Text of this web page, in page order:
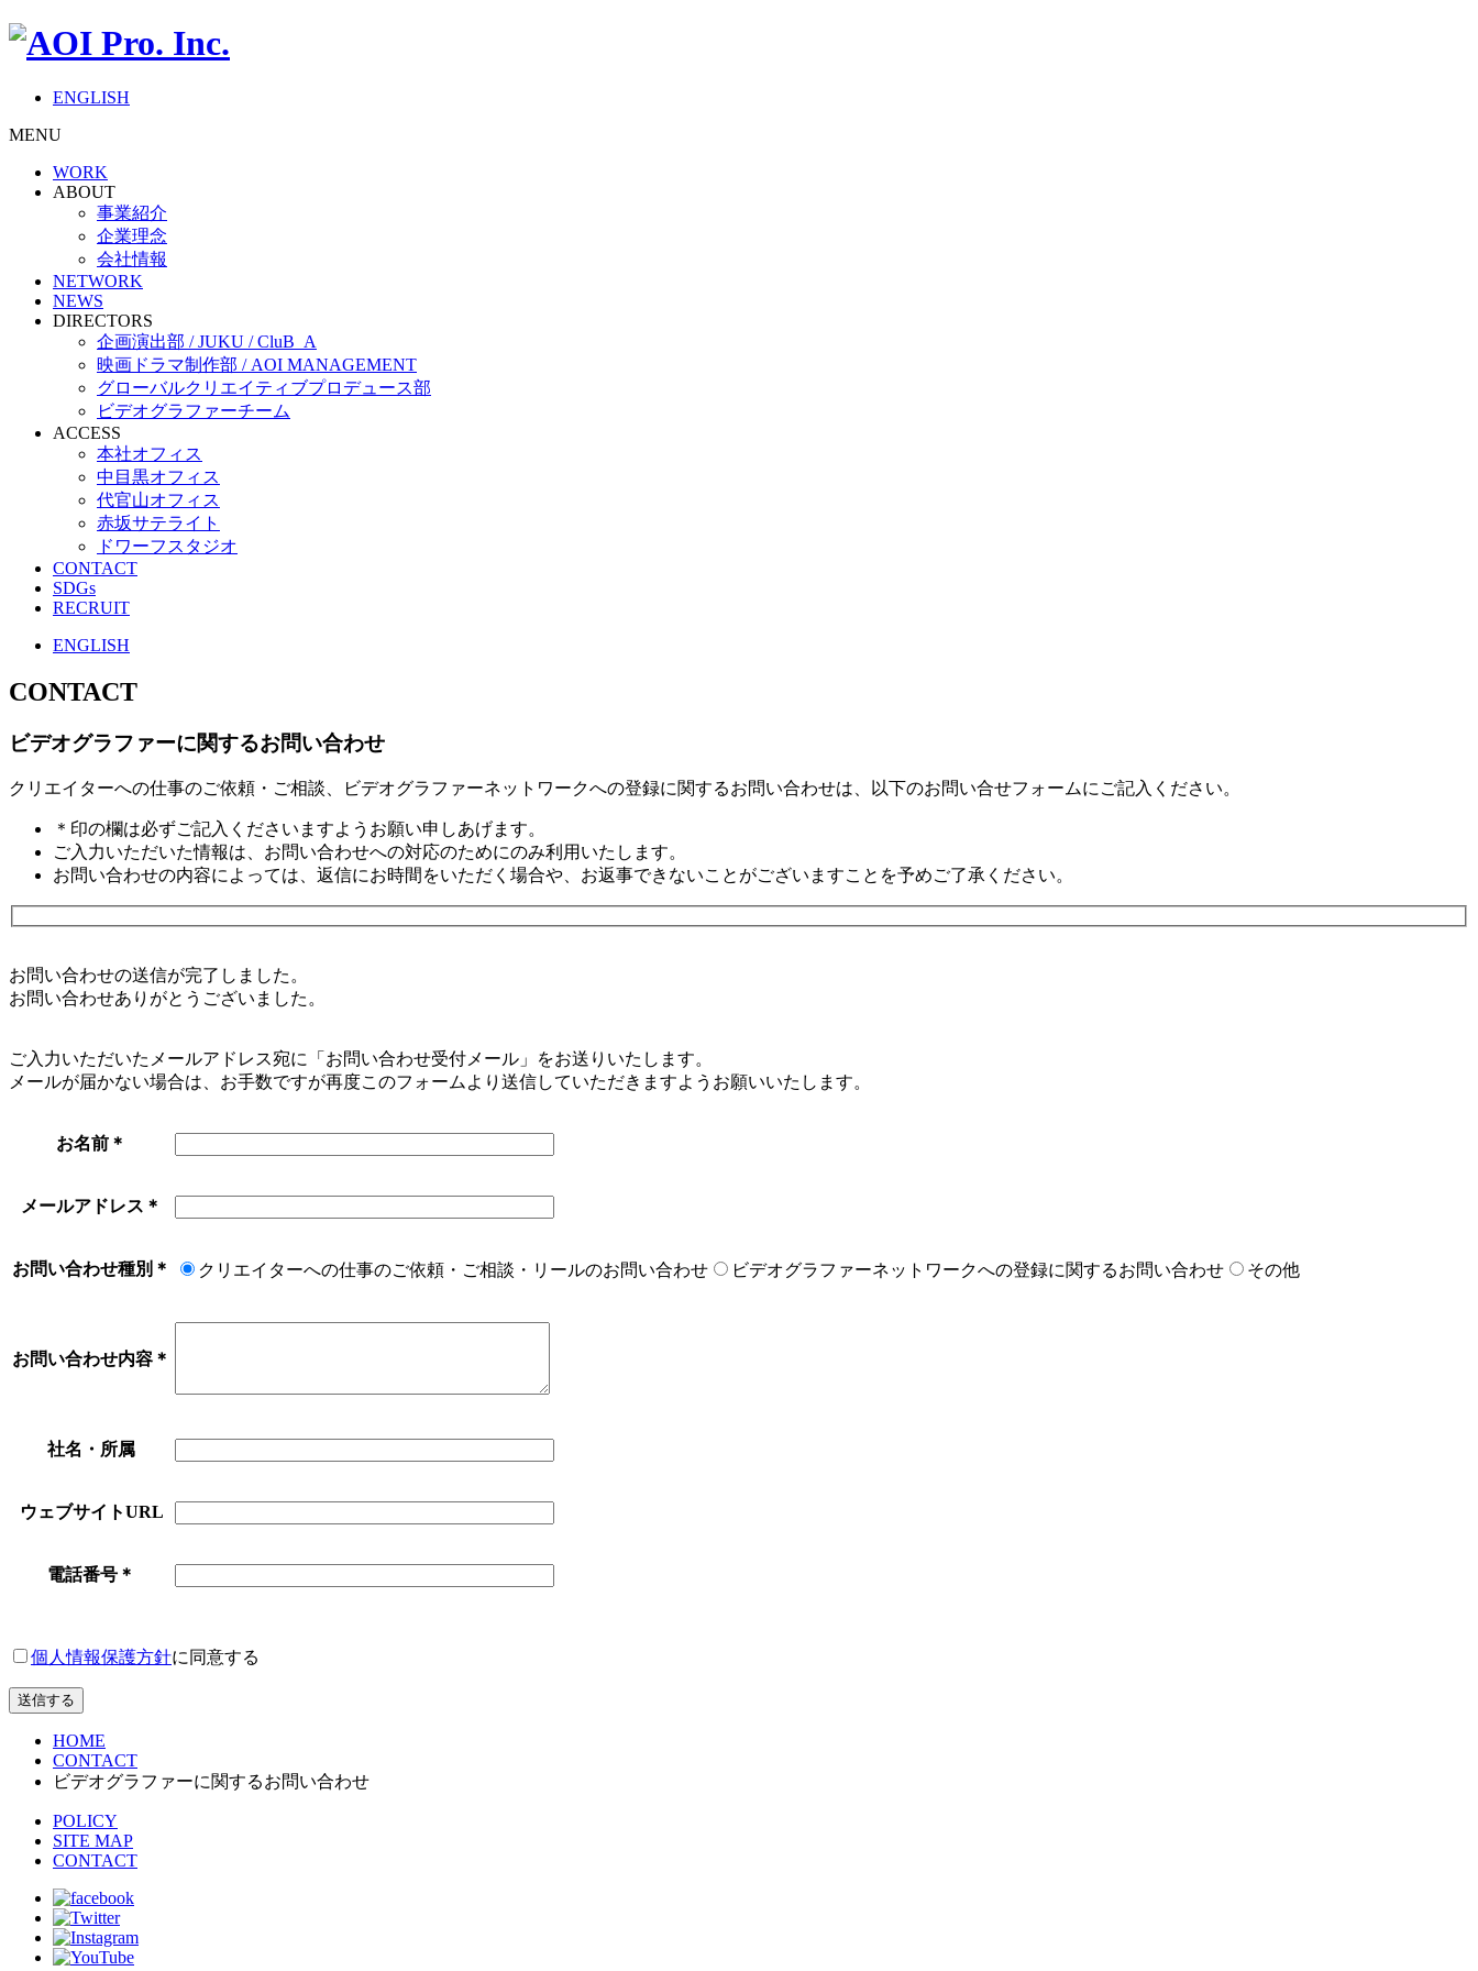
ENGLISH
MENU
WORK
ABOUT
事業紹介
企業理念
会社情報
NETWORK
NEWS
DIRECTORS
企画演出部 / JUKU / CluB_A
映画ドラマ制作部 / AOI MANAGEMENT
グローバルクリエイティブプロデュース部
ビデオグラファーチーム
ACCESS
本社オフィス
中目黒オフィス
代官山オフィス
赤坂サテライト
ドワーフスタジオ
CONTACT
SDGs
RECRUIT
ENGLISH
CONTACT
ビデオグラファーに関するお問い合わせ
クリエイターへの仕事のご依頼・ご相談、ビデオグラファーネットワークへの登録に関するお問い合わせは、以下のお問い合せフォームにご記入ください。
＊ 印の欄は必ずご記入くださいますようお願い申しあげます。
ご入力いただいた情報は、お問い合わせへの対応のためにのみ利用いたします。
お問い合わせの内容によっては、返信にお時間をいただく場合や、お返事できないことがございますことを予めご了承ください。
お問い合わせの送信が完了しました。
お問い合わせありがとうございました。
ご入力いただいたメールアドレス宛に「お問い合わせ受付メール」をお送りいたします。
メールが届かない場合は、お手数ですが再度このフォームより送信していただきますようお願いいたします。
お名前 ＊
メールアドレス ＊
お問い合わせ種別 ＊ クリエイターへの仕事のご依頼・ご相談・リールのお問い合わせ ビデオグラファーネットワークへの登録に関するお問い合わせ その他
お問い合わせ内容 ＊
社名・所属
ウェブサイトURL
電話番号 ＊
個人情報保護方針に同意する
HOME
CONTACT
ビデオグラファーに関するお問い合わせ
POLICY
SITE MAP
CONTACT